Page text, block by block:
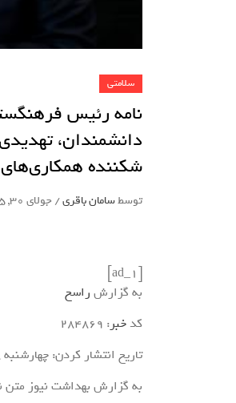
سلامتی
نامه رئیس
دانشمندان،
شکننده
توسطسامان باقری/ جولای 30, 2025
[ad_1]
به گزارش راسخ
کدخبر: 284869
تاریخ انتشار کردن: چهارشنبه 08 مرداد 1404 – 18:42
به گزارش بهداشت نیوز متن